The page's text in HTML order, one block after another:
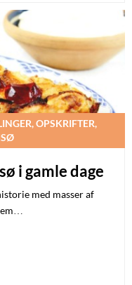
OPSKRIFTER,
i gamle dage
med masser af